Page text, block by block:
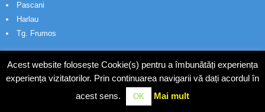
Pascani
Harlau
Tg. Frumos
© Wakatech
Acest website folosește Cookie(s) pentru a îmbunătăți experiența
experiența vizitatorilor. Prin continuarea navigarii vă dați acordul în
acest sens.
OK Mai mult